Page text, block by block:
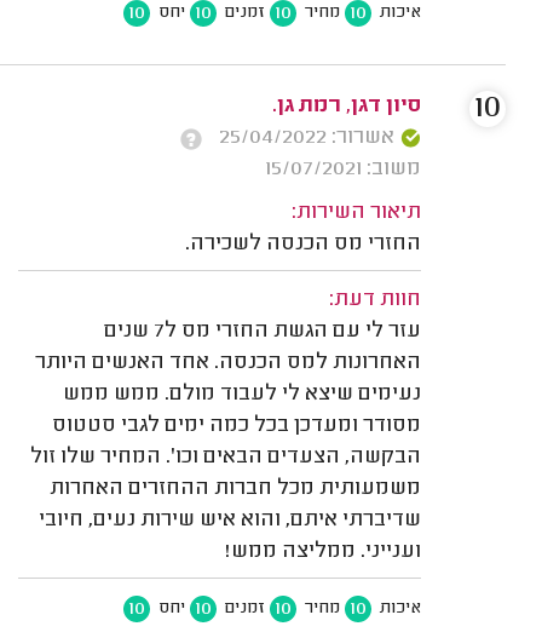
איכות 10 מחיר 10 זמנים 10 יחס 10
סיון דגן, רמת גן.
אשרור: 25/04/2022
משוב: 15/07/2021
תיאור השירות:
החזרי מס הכנסה לשכירה.
חוות דעת:
עזר לי עם הגשת החזרי מס ל7 שנים
האחרונות למס הכנסה. אחד האנשים היותר
נעימים שיצא לי לעבוד מולם. ממש ממש
מסודר ומעדכן בכל כמה ימים לגבי סטטוס
הבקשה, הצעדים הבאים וכו'. המחיר שלו זול
משמעותית מכל חברות ההחזרים האחרות
שדיברתי איתם, והוא איש שירות נעים, חיובי
וענייני. ממליצה ממש!
איכות 10 מחיר 10 זמנים 10 יחס 10
10